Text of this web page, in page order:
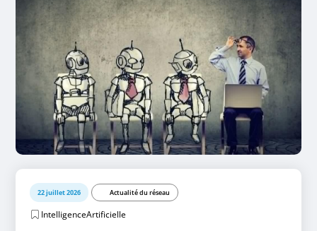
22 juillet 2026 Actualité du réseau
IntelligenceArtificielle